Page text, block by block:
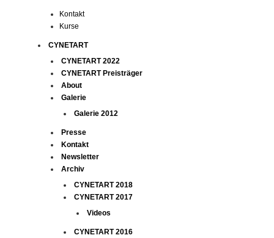
Kontakt
Kurse
CYNETART
CYNETART 2022
CYNETART Preisträger
About
Galerie
Galerie 2012
Presse
Kontakt
Newsletter
Archiv
CYNETART 2018
CYNETART 2017
Videos
CYNETART 2016